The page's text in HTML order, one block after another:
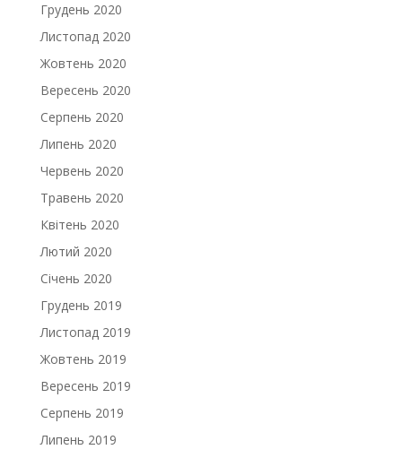
Грудень 2020
Листопад 2020
Жовтень 2020
Вересень 2020
Серпень 2020
Липень 2020
Червень 2020
Травень 2020
Квітень 2020
Лютий 2020
Січень 2020
Грудень 2019
Листопад 2019
Жовтень 2019
Вересень 2019
Серпень 2019
Липень 2019